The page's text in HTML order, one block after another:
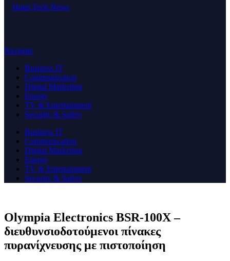
Navigate
Business IT
Communication
Digital Marketing
Energy
TV & Entertainment
Security & Safety
Business IT
Communication
Digital Marketing
Energy
TV & Entertainment
Security & Safety
Olympia Electronics BSR-100X –
διευθυνσιοδοτούμενοι πίνακες
πυρανίχνευσης με πιστοποίηση